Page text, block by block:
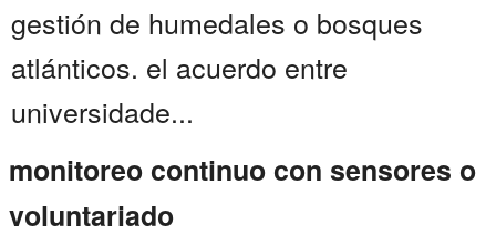
gestión de humedales o bosques
atlánticos. el acuerdo entre
universidade...
monitoreo continuo con sensores o
voluntariado